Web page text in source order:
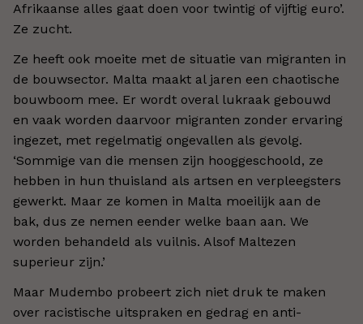
Afrikaanse alles gaat doen voor twintig of vijftig euro’.
Ze zucht.
Ze heeft ook moeite met de situatie van migranten in
de bouwsector. Malta maakt al jaren een chaotische
bouwboom mee. Er wordt overal lukraak gebouwd
en vaak worden daarvoor migranten zonder ervaring
ingezet, met regelmatig ongevallen als gevolg.
‘Sommige van die mensen zijn hooggeschoold, ze
hebben in hun thuisland als artsen en verpleegsters
gewerkt. Maar ze komen in Malta moeilijk aan de
bak, dus ze nemen eender welke baan aan. We
worden behandeld als vuilnis. Alsof Maltezen
superieur zijn.’
Maar Mudembo probeert zich niet druk te maken
over racistische uitspraken en gedrag en anti-